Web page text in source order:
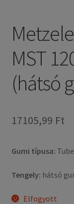
MST
(hátsó
17105,99 Ft
Gumi típusa:
Tengely: hátsó
Elfogyott